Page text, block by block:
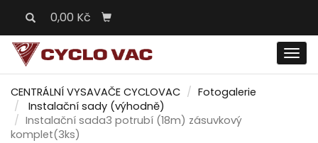
0,00 Kč
CENTRÁLNÍ VYSAVAČE CYCLOVAC
Fotogalerie
Instalační sady (výhodně)
Instalační sada3 potrubí (18m) zásuvkový
komplet(3ks)